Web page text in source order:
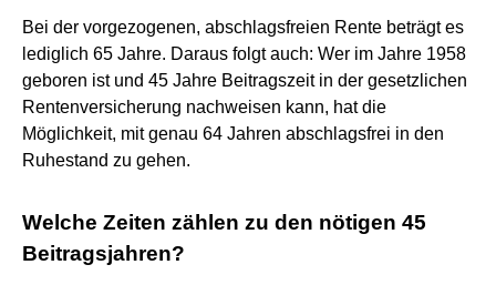
Bei der vorgezogenen, abschlagsfreien Rente beträgt es
lediglich 65 Jahre. Daraus folgt auch: Wer im Jahre 1958
geboren ist und 45 Jahre Beitragszeit in der gesetzlichen
Rentenversicherung nachweisen kann, hat die
Möglichkeit, mit genau 64 Jahren abschlagsfrei in den
Ruhestand zu gehen.
Welche Zeiten zählen zu den nötigen 45
Beitragsjahren?